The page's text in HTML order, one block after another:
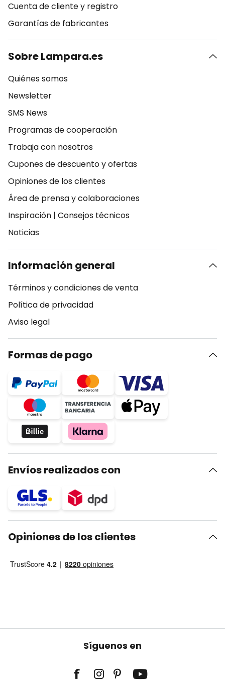
Cuenta de cliente y registro
Garantías de fabricantes
Sobre Lampara.es
Quiénes somos
Newsletter
SMS News
Programas de cooperación
Trabaja con nosotros
Cupones de descuento y ofertas
Opiniones de los clientes
Área de prensa y colaboraciones
Inspiración | Consejos técnicos
Noticias
Información general
Términos y condiciones de venta
Política de privacidad
Aviso legal
Formas de pago
Envíos realizados con
Opiniones de los clientes
Síguenos en